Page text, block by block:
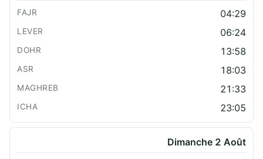
04:29
06:24
13:58
18:03
21:33
23:05
Dimanche 2 Août